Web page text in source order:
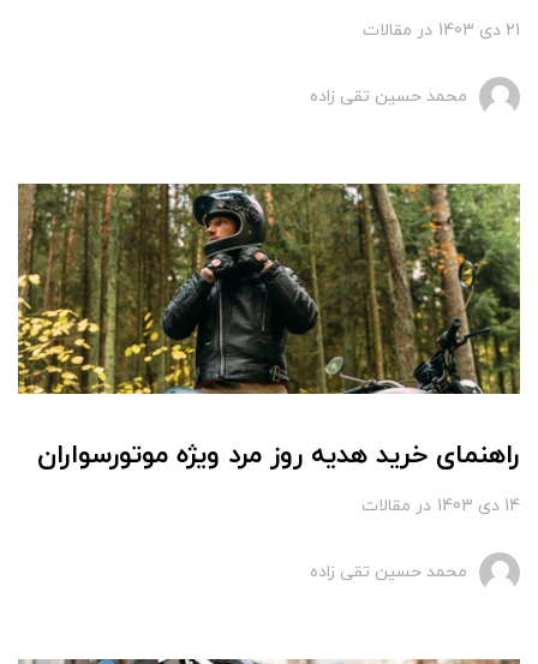
21 دی 1403 در مقالات
محمد حسین تقی زاده
راهنمای خرید هدیه روز مرد ویژه موتورسواران
14 دی 1403 در مقالات
محمد حسین تقی زاده